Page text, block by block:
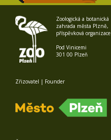
Zoologická a botanická
zahrada města Plzně,
příspěvková organizace
Pod Vinicemi
301 00 Plzeň
Zřizovatel | Founder